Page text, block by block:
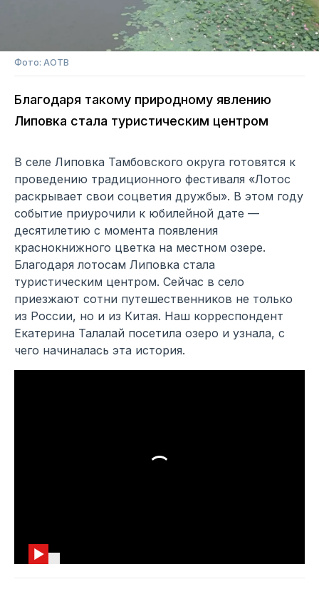
Фото: АОТВ
Благодаря такому природному явлению
Липовка стала туристическим центром
В селе Липовка Тамбовского округа готовятся к
проведению традиционного фестиваля «Лотос
раскрывает свои соцветия дружбы». В этом году
событие приурочили к юбилейной дате —
десятилетию с момента появления
краснокнижного цветка на местном озере.
Благодаря лотосам Липовка стала
туристическим центром. Сейчас в село
приезжают сотни путешественников не только
из России, но и из Китая. Наш корреспондент
Екатерина Талалай посетила озеро и узнала, с
чего начиналась эта история.